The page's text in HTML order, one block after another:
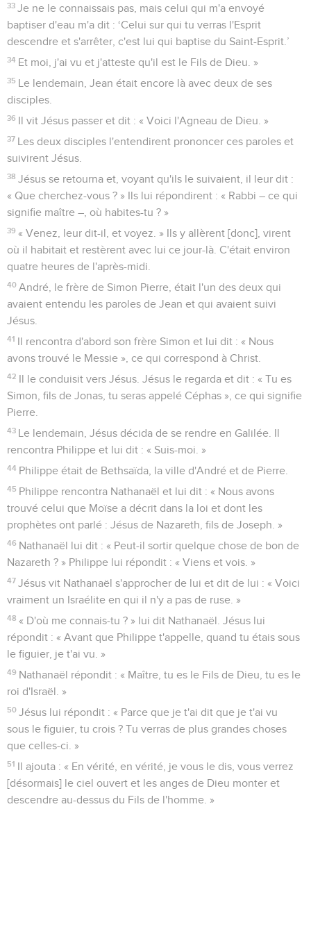
33 Je ne le connaissais pas, mais celui qui m'a envoyé
baptiser d'eau m'a dit : ‘Celui sur qui tu verras l'Esprit
descendre et s'arrêter, c'est lui qui baptise du Saint-Esprit.’
34 Et moi, j'ai vu et j'atteste qu'il est le Fils de Dieu. »
35 Le lendemain, Jean était encore là avec deux de ses
disciples.
36 Il vit Jésus passer et dit : « Voici l'Agneau de Dieu. »
37 Les deux disciples l'entendirent prononcer ces paroles et
suivirent Jésus.
38 Jésus se retourna et, voyant qu'ils le suivaient, il leur dit :
« Que cherchez-vous ? » Ils lui répondirent : « Rabbi – ce qui
signifie maître –, où habites-tu ? »
39 « Venez, leur dit-il, et voyez. » Ils y allèrent [donc], virent
où il habitait et restèrent avec lui ce jour-là. C'était environ
quatre heures de l'après-midi.
40 André, le frère de Simon Pierre, était l'un des deux qui
avaient entendu les paroles de Jean et qui avaient suivi
Jésus.
41 Il rencontra d'abord son frère Simon et lui dit : « Nous
avons trouvé le Messie », ce qui correspond à Christ.
42 Il le conduisit vers Jésus. Jésus le regarda et dit : « Tu es
Simon, fils de Jonas, tu seras appelé Céphas », ce qui signifie
Pierre.
43 Le lendemain, Jésus décida de se rendre en Galilée. Il
rencontra Philippe et lui dit : « Suis-moi. »
44 Philippe était de Bethsaïda, la ville d'André et de Pierre.
45 Philippe rencontra Nathanaël et lui dit : « Nous avons
trouvé celui que Moïse a décrit dans la loi et dont les
prophètes ont parlé : Jésus de Nazareth, fils de Joseph. »
46 Nathanaël lui dit : « Peut-il sortir quelque chose de bon de
Nazareth ? » Philippe lui répondit : « Viens et vois. »
47 Jésus vit Nathanaël s'approcher de lui et dit de lui : « Voici
vraiment un Israélite en qui il n'y a pas de ruse. »
48 « D'où me connais-tu ? » lui dit Nathanaël. Jésus lui
répondit : « Avant que Philippe t'appelle, quand tu étais sous
le figuier, je t'ai vu. »
49 Nathanaël répondit : « Maître, tu es le Fils de Dieu, tu es le
roi d'Israël. »
50 Jésus lui répondit : « Parce que je t'ai dit que je t'ai vu
sous le figuier, tu crois ? Tu verras de plus grandes choses
que celles-ci. »
51 Il ajouta : « En vérité, en vérité, je vous le dis, vous verrez
[désormais] le ciel ouvert et les anges de Dieu monter et
descendre au-dessus du Fils de l'homme. »